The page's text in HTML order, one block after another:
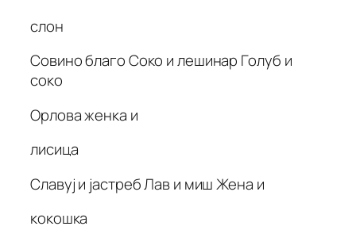
слон
Совино благо Соко и лешинар Голуб и
соко
Орлова женка и
лисица
Славуј и јастреб Лав и миш Жена и
кокошка